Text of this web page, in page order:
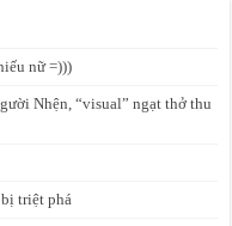
nữ =)))
Nhện, “visual” ngạt thở thu
triệt phá